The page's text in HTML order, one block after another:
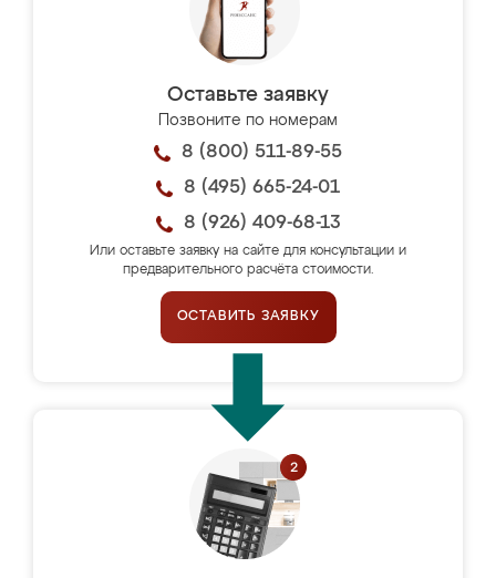
Оставьте заявку
Позвоните по номерам
8 (800) 511-89-55
8 (495) 665-24-01
8 (926) 409-68-13
Или оставьте заявку на сайте для консультации и
предварительного расчёта стоимости.
ОСТАВИТЬ ЗАЯВКУ